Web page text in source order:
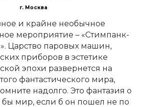
г. Москва
и крайне необычное
мероприятие – «Стимпанк-
Царство паровых машин,
приборов в эстетике
эпохи развернется на
фантастического мира,
надолго. Это фантазия о
мир, если б он пошел не по